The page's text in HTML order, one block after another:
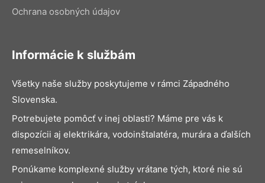
Ochrana osobných údajov
Informácie k službám
Všetky naše služby poskytujeme v rámci Západného
Slovenska.
Potrebujete pomôcť v inej oblasti? Máme pre vás k
dispozícii aj elektrikára, vodoinštalatéra, murára a ďalších
remeselníkov.
Ponúkame komplexné služby vrátane tých, ktoré nie sú